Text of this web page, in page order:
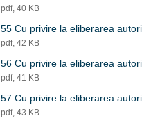
pdf, 40 KB
55 Cu privire la eliberarea
pdf, 42 KB
56 Cu privire la eliberarea
pdf, 41 KB
57 Cu privire la eliberarea
pdf, 43 KB